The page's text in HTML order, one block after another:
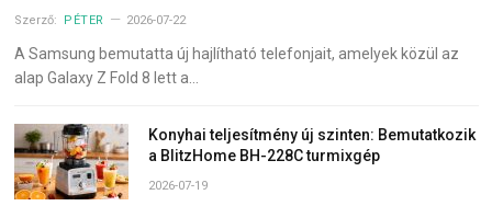
Szerző: PÉTER 2026-07-22
A Samsung bemutatta új hajlítható telefonjait, amelyek közül az
alap Galaxy Z Fold 8 lett a…
Konyhai teljesítmény új szinten: Bemutatkozik
a BlitzHome BH-228C turmixgép
2026-07-19